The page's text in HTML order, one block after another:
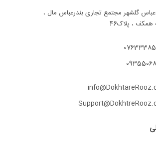
عباس گلشهر مجتمع تجاری بندرعباس مال ،
همکف ، پلاک46